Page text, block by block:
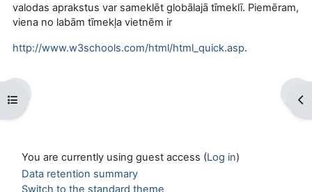
Open course index
valodas aprakstus var sameklēt globālajā tīmeklī. Piemēram,
viena no labām tīmekļa vietnēm ir
http://www.w3schools.com/html/html_quick.asp.
You are currently using guest access (Log in)
Data retention summary